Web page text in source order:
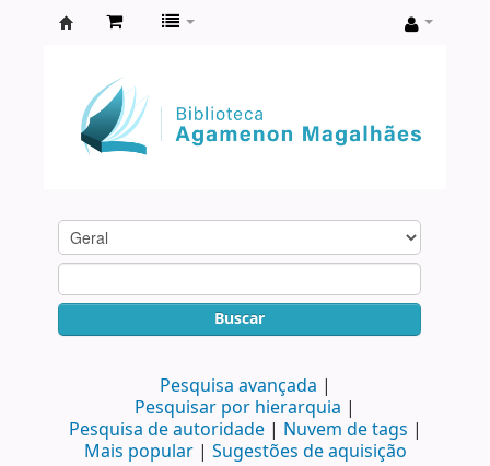
Agamenon
Magalhães
Buscar
Pesquisa avançada
Pesquisar por hierarquia
Pesquisa de autoridade
Nuvem de tags
Mais popular
Sugestões de aquisição